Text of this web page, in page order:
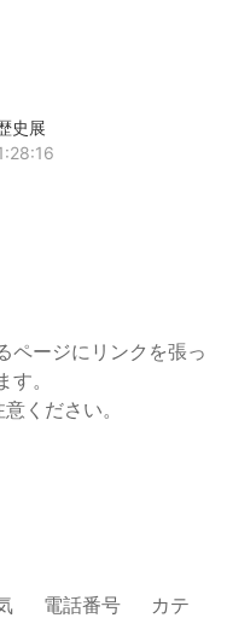
史展
ページにリンクを張っ
。
ください。
電話番号 カテ